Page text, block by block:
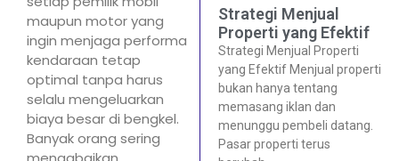
maupun motor yang
ingin menjaga performa
kendaraan tetap
optimal tanpa harus
selalu mengeluarkan
biaya besar di bengkel.
Banyak orang sering
Strategi Menjual
Properti yang Efektif
Strategi Menjual Properti
yang Efektif Menjual properti
bukan hanya tentang
memasang iklan dan
menunggu pembeli datang.
Pasar properti terus